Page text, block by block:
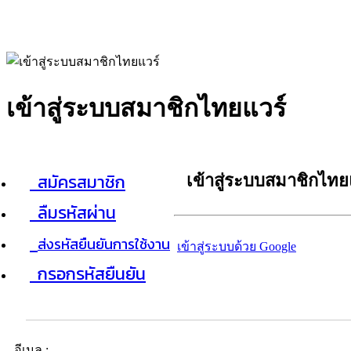
เข้าสู่ระบบสมาชิกไทยแวร์
สมัครสมาชิก
ลืมรหัสผ่าน
ส่งรหัสยืนยันการใช้งาน
กรอกรหัสยืนยัน
เข้าสู่ระบบสมาชิกไท
เข้าสู่ระบบด้วย Google